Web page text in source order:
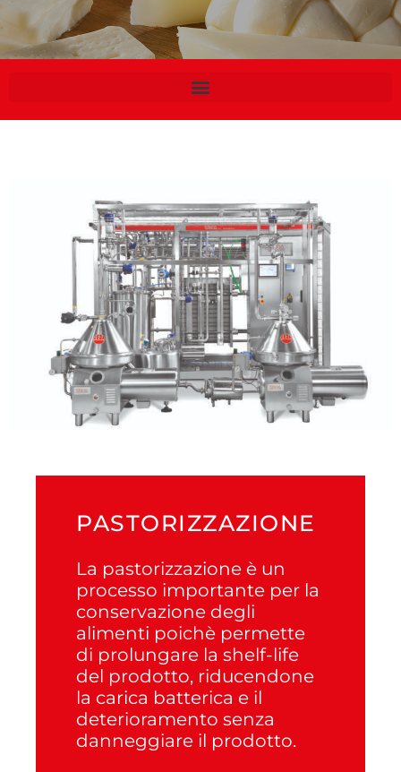
PASTORIZZAZIONE
La pastorizzazione è un
processo importante per la
conservazione degli
alimenti poichè permette
di prolungare la shelf-life
del prodotto, riducendone
la carica batterica e il
deterioramento senza
danneggiare il prodotto.